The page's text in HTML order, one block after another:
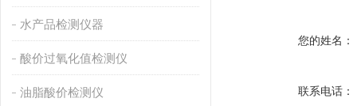
水产品检测仪器
酸价过氧化值检测仪
油脂酸价检测仪
您的姓名：
联系电话：